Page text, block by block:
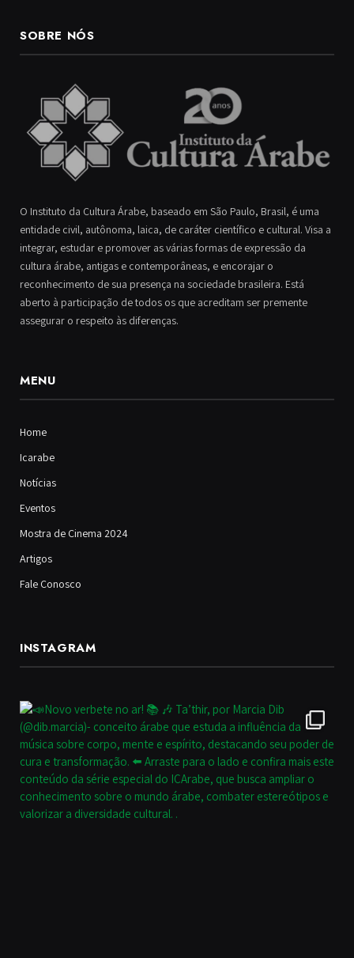
SOBRE NÓS
O Instituto da Cultura Árabe, baseado em São Paulo, Brasil, é uma
entidade civil, autônoma, laica, de caráter científico e cultural. Visa a
integrar, estudar e promover as várias formas de expressão da
cultura árabe, antigas e contemporâneas, e encorajar o
reconhecimento de sua presença na sociedade brasileira. Está
aberto à participação de todos os que acreditam ser premente
assegurar o respeito às diferenças.
MENU
Home
Icarabe
Notícias
Eventos
Mostra de Cinema 2024
Artigos
Fale Conosco
INSTAGRAM